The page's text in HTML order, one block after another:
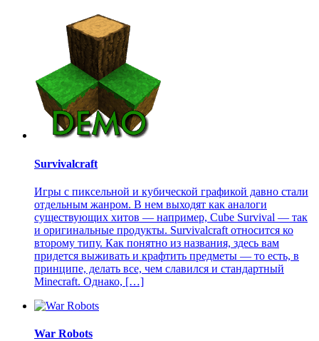
Survivalcraft
Игры с пиксельной и кубической графикой давно стали
отдельным жанром. В нем выходят как аналоги
существующих хитов — например, Cube Survival — так
и оригинальные продукты. Survivalcraft относится ко
второму типу. Как понятно из названия, здесь вам
придется выживать и крафтить предметы — то есть, в
принципе, делать все, чем славился и стандартный
Minecraft. Однако, […]
War Robots